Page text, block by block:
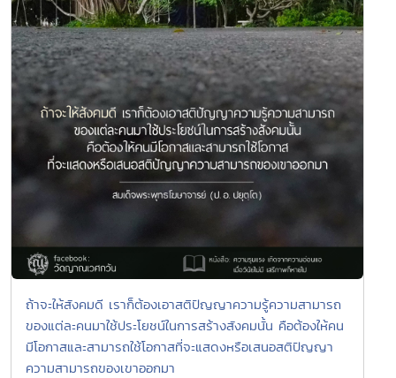
ถ้าจะให้สังคมดี เราก็ต้องเอาสติปัญญาความรู้ความสามารถ
ของแต่ละคนมาใช้ประโยชน์ในการสร้างสังคมนั้น คือต้องให้คน
มีโอกาสและสามารถใช้โอกาสที่จะแสดงหรือเสนอสติปัญญา
ความสามารถของเขาออกมา